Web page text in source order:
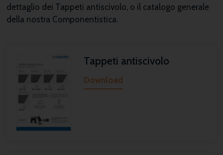
dettaglio dei Tappeti antiscivolo, o il catalogo generale
della nostra Componentistica.
Tappeti antiscivolo
Download